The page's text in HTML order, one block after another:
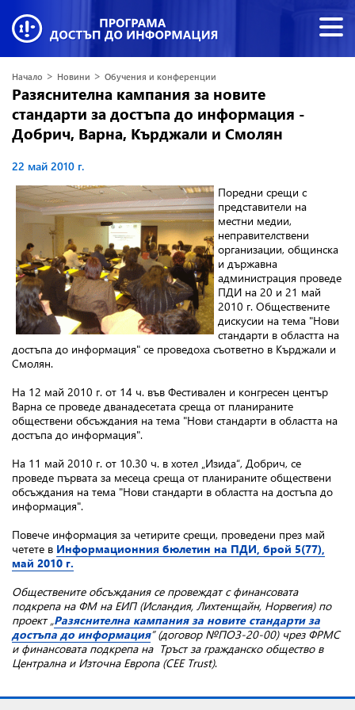
Начало > Новини > Обучения и конференции
Разяснителна кампания за новите
стандарти за достъпа до информация -
Добрич, Варна, Кърджали и Смолян
22 май 2010 г.
Поредни срещи с
представители на
местни медии,
неправителствени
организации, общинска
и държавна
администрация проведе
ПДИ на 20 и 21 май
2010 г. Обществените
дискусии на тема "Нови
стандарти в областта на
достъпа до информация" се проведоха съответно в Кърджали и
Смолян.
На 12 май 2010 г. от 14 ч. във Фестивален и конгресен център
Варна се проведе дванадесетата среща от планираните
обществени обсъждания на тема "Нови стандарти в областта на
достъпа до информация".
На 11 май 2010 г. от 10.30 ч. в хотел „Изида“, Добрич, се
проведе първата за месеца среща от планираните обществени
обсъждания на тема "Нови стандарти в областта на достъпа до
информация".
Повече информация за четирите срещи, проведени през май
четете в Информационния бюлетин на ПДИ, брой 5(77),
май 2010 г.
Обществените обсъждания се провеждат с финансовата
подкрепа на ФМ на ЕИП (Исландия, Лихтенщайн, Норвегия) по
проект „Разяснителна кампания за новите стандарти за
достъпа до информация” (договор №ПОЗ-20-00) чрез ФРМС
и финансовата подкрепа на Тръст за гражданско общество в
Централна и Източна Европа (CEE Trust).